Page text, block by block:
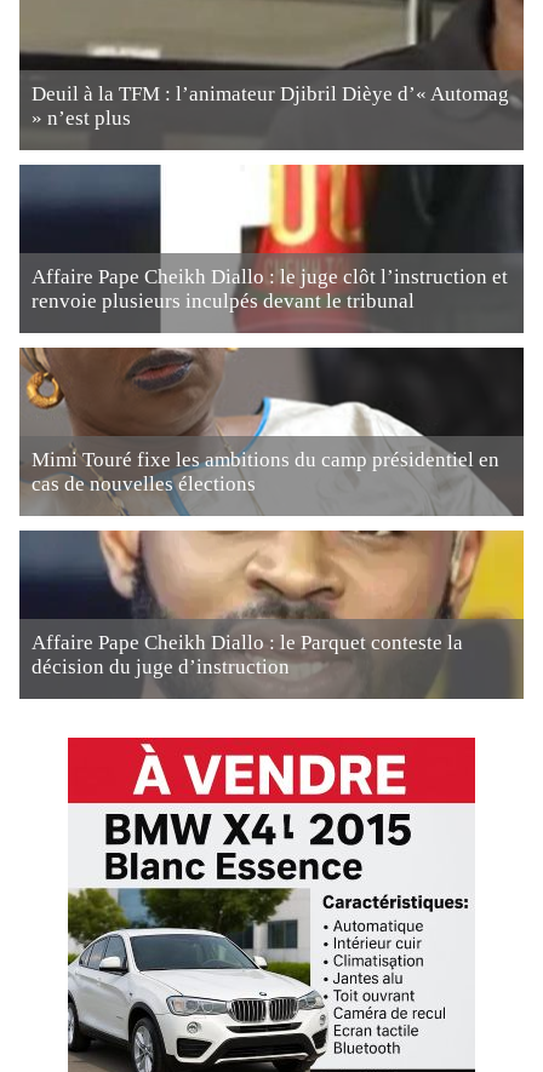
Deuil à la TFM : l’animateur Djibril Dièye d’« Automag
» n’est plus
Affaire Pape Cheikh Diallo : le juge clôt l’instruction et
renvoie plusieurs inculpés devant le tribunal
Mimi Touré fixe les ambitions du camp présidentiel en
cas de nouvelles élections
Affaire Pape Cheikh Diallo : le Parquet conteste la
décision du juge d’instruction